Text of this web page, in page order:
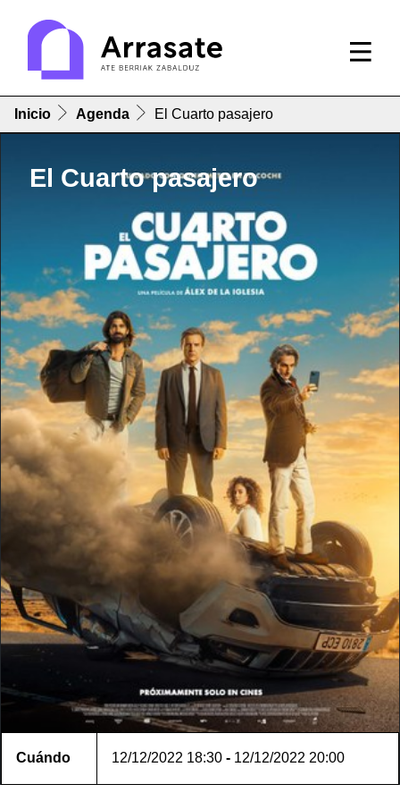
Inicio Agenda El Cuarto pasajero
El Cuarto pasajero
Cuándo 12/12/2022 18:30 - 12/12/2022 20:00